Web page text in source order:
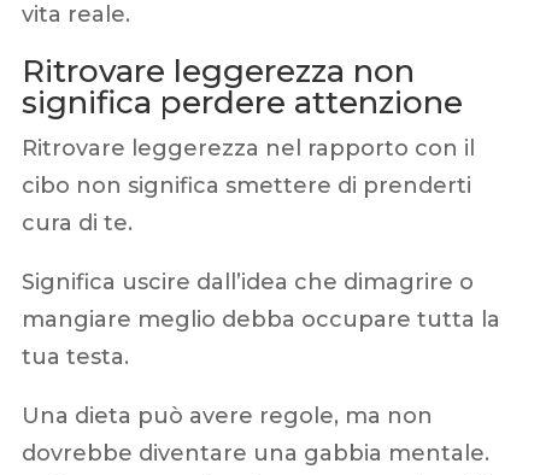
vita reale.
Ritrovare leggerezza non
significa perdere attenzione
Ritrovare leggerezza nel rapporto con il
cibo non significa smettere di prenderti
cura di te.
Significa uscire dall’idea che dimagrire o
mangiare meglio debba occupare tutta la
tua testa.
Una dieta può avere regole, ma non
dovrebbe diventare una gabbia mentale.